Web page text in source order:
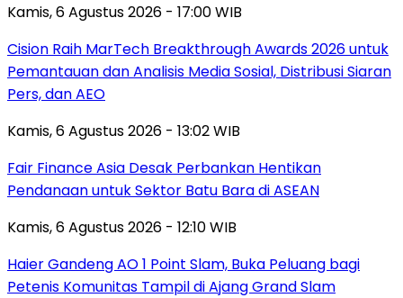
Kamis, 6 Agustus 2026 - 17:00 WIB
Cision Raih MarTech Breakthrough Awards 2026 untuk
Pemantauan dan Analisis Media Sosial, Distribusi Siaran
Pers, dan AEO
Kamis, 6 Agustus 2026 - 13:02 WIB
Fair Finance Asia Desak Perbankan Hentikan
Pendanaan untuk Sektor Batu Bara di ASEAN
Kamis, 6 Agustus 2026 - 12:10 WIB
Haier Gandeng AO 1 Point Slam, Buka Peluang bagi
Petenis Komunitas Tampil di Ajang Grand Slam